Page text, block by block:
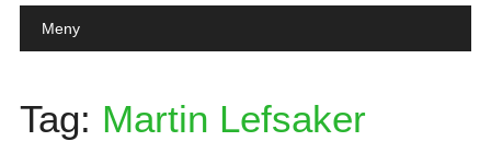
Main menu
Meny
Tag: Martin Lefsaker